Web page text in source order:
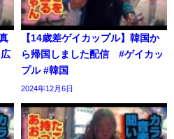
【14歳差ゲイカップル】韓国か
ら帰国しました配信 #ゲイカッ
プル #韓国
2024年12月6日